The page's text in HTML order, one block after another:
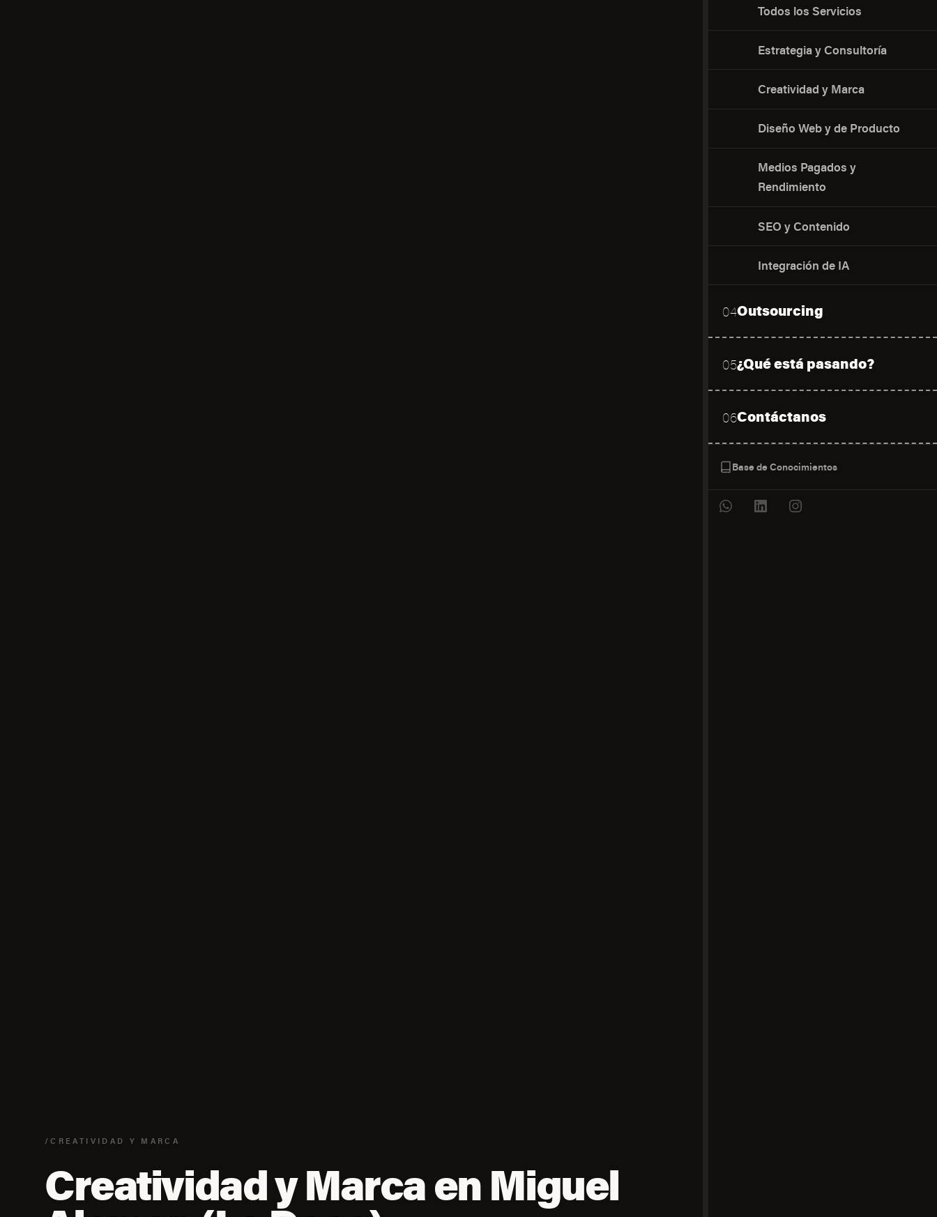
Todos los Servicios
Estrategia y Consultoría
Creatividad y Marca
Diseño Web y de Producto
Medios Pagados y
Rendimiento
SEO y Contenido
Integración de IA
04Outsourcing
05¿Qué está pasando?
06Contáctanos
Base de Conocimientos
/CREATIVIDAD Y MARCA
Creatividad y Marca en Miguel